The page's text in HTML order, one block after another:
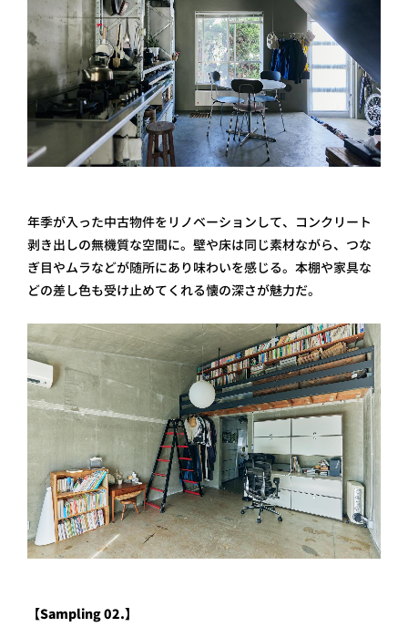
年季が入った中古物件をリノベーションして、コンクリート
剥き出しの無機質な空間に。壁や床は同じ素材ながら、つな
ぎ目やムラなどが随所にあり味わいを感じる。本棚や家具な
どの差し色も受け止めてくれる懐の深さが魅力だ。
【Sampling 02.】